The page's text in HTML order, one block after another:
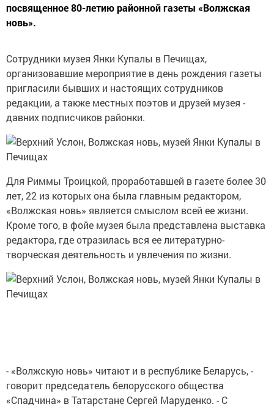
посвященное 80-летию районной газеты «Волжская
новь».
Сотрудники музея Янки Купалы в Печищах,
организовавшие мероприятие в день рождения газеты
пригласили бывших и настоящих сотрудников
редакции, а также местных поэтов и друзей музея -
давних подписчиков районки.
Для Риммы Троицкой, проработавшей в газете более 30
лет, 22 из которых она была главным редактором,
«Волжская новь» является смыслом всей ее жизни.
Кроме того, в фойе музея была представлена выставка
редактора, где отразилась вся ее литературно-
творческая деятельность и увлечения по жизни.
- «Волжскую новь» читают и в республике Беларусь, -
говорит председатель белорусского общества
«Спадчина» в Татарстане Сергей Маруденко. - С